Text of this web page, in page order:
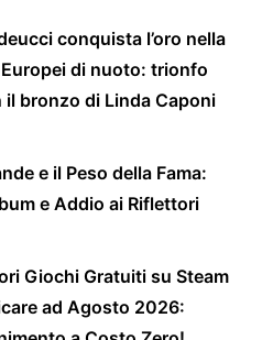
conquista l’oro nella
di nuoto: trionfo
il bronzo di Linda Caponi
e il Peso della Fama:
e Addio ai Riflettori
Giochi Gratuiti su Steam
ad Agosto 2026: